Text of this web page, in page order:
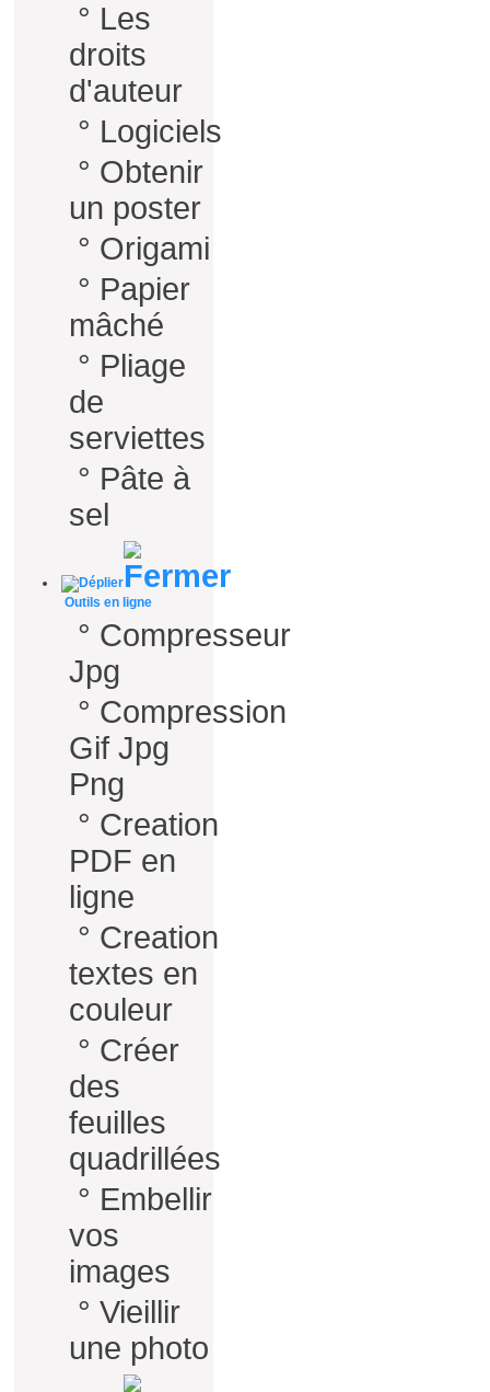
° Les
droits
d'auteur
° Logiciels
° Obtenir
un poster
° Origami
° Papier
mâché
° Pliage
de
serviettes
° Pâte à
sel
Outils en ligne
° Compresseur
Jpg
° Compression
Gif Jpg
Png
° Creation
PDF en
ligne
° Creation
textes en
couleur
° Créer
des
feuilles
quadrillées
° Embellir
vos
images
° Vieillir
une photo